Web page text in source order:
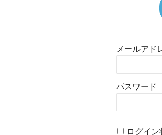
メールアド
パスワード
ログイ